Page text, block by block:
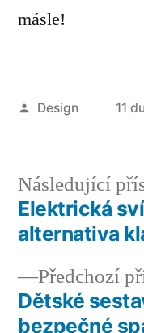
másle!
Autor
Design 11
Navigace
pro
příspěvek
Předchozí
Dětské
bezpečné
Následující
Elektrická
alternativa